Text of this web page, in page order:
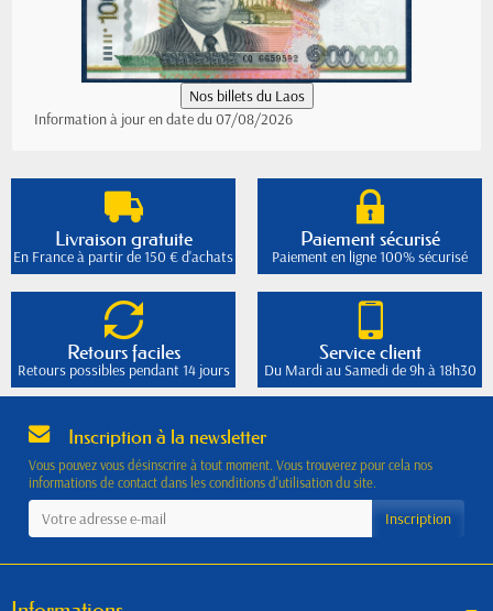
Information à jour en date du 07/08/2026
Livraison gratuite
En France à partir de 150 € d'achats
Paiement sécurisé
Paiement en ligne 100% sécurisé
Retours faciles
Retours possibles pendant 14 jours
Service client
Du Mardi au Samedi de 9h à 18h30
Inscription à la newsletter
Vous pouvez vous désinscrire à tout moment. Vous trouverez pour cela nos
informations de contact dans les conditions d'utilisation du site.